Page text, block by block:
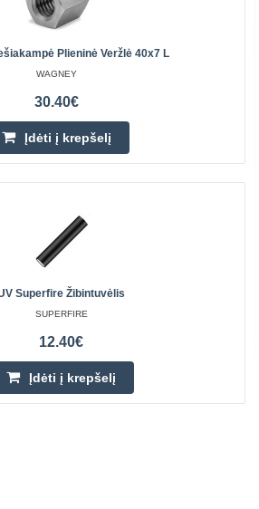
Plieninė Veržlė 40x7 L
WAGNEY
30.40€
Įdėti į krepšelį
Superfire Žibintuvėlis
SUPERFIRE
12.40€
Įdėti į krepšelį